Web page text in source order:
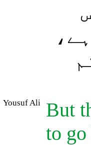
Yousuf Ali
But
to